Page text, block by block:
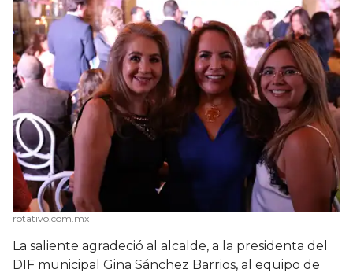
rotativo.com.mx
La saliente agradeció al alcalde, a la presidenta del
DIF municipal Gina Sánchez Barrios, al equipo de